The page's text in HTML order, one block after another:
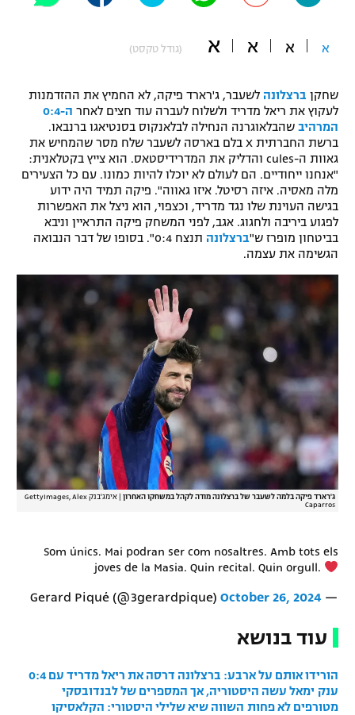
תקנון משתתפים וזוכים בפרסים
תקנון עבור פעילות אלקטרה
תקנון עבור פעילות ספורט 1 – "מרלן"
טניס
גיימינג E-Sports
תנאי שימוש
מדיניות פרטיות
תקנון פעילות ספורט 1
רשיון להקרנה פומבית לבית עסק
הצטרפות לחבילת הערוצים
לוח דרושים – ג'ובנט
תגיות
כדורמים
פוטבול אמריקאי NFL
בייסבול MLB
ספורט אתגרי ואקסטרים
אומנויות לחימה
גיימינג E-Sports
א א א א (גודל טקסט)
שחקן ברצלונה לשעבר, ג'רארד פיקה, לא החמיץ את ההזדמנות
לעקוץ את ריאל מדריד ולשלוח לעברה עוד חצים לאחר
ה-0:4
המרהיב שהבלאוגרנה הנחילה לבלאנקוס בסנטיאגו ברנבאו.
ברשת החברתית X בלם בארסה לשעבר שלח מסר שהמחיש את
גאוות ה-cules והדליק את המדרידיסטאס. הוא צייץ בקטלאנית:
"אנחנו ייחודיים. הם לעולם לא יוכלו להיות כמונו. עם כל הצעירים
מלה מאסיה. איזה רסיטל. איזו גאווה". פיקה תמיד היה ידוע
בגישה העוינת שלו נגד מדריד, וכצפוי, הוא ניצל את האפשרות
לפגוע ביריבה ולחגוג. אגב, לפני המשחק פיקה התראיין וניבא
בביטחון מופרז ש"ברצלונה
תנצח 0:4". בסופו של דבר הנבואה
הגשימה את עצמה.
ג'רארד פיקה בלמה לשעבר של ברצלונה מודה לקהל במשחקו האחרון
אימג'בנק GettyImages, Alex
Caparros
Som únics. Mai podran ser com nosaltres. Amb tots els
joves de la Masia. Quin recital. Quin orgull.
— Gerard Piqué (@3gerardpique)
October 26, 2024
עוד בנושא
הורידו אותם על ארבע: ברצלונה דרסה את ריאל מדריד עם 0:4
ענק ימאל עשה היסטוריה, אך המספרים של לבנדובסקי
מטורפים לא פחות השווה שיא שלילי היסטורי: הקלאסיקו